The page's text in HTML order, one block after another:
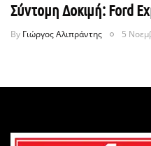
Σύντομη Δοκιμή: Ford
By Γιώργος Αλιπράντης 5